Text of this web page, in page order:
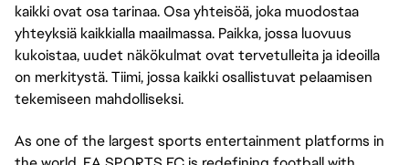
kaikki ovat osa tarinaa. Osa yhteisöä, joka muodostaa
yhteyksiä kaikkialla maailmassa. Paikka, jossa luovuus
kukoistaa, uudet näkökulmat ovat tervetulleita ja ideoilla
on merkitystä. Tiimi, jossa kaikki osallistuvat pelaamisen
tekemiseen mahdolliseksi.
As one of the largest sports entertainment platforms in